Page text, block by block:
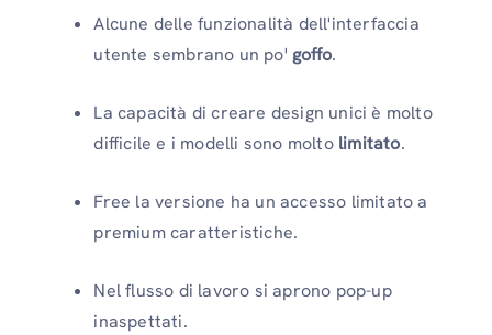
Alcune delle funzionalità dell'interfaccia
utente sembrano un po' goffo.
La capacità di creare design unici è molto
difficile e i modelli sono molto limitato.
Free la versione ha un accesso limitato a
premium caratteristiche.
Nel flusso di lavoro si aprono pop-up
inaspettati.